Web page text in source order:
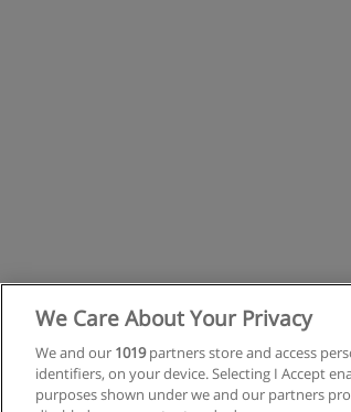
We Care About Your Privacy
We and our 1019partners store and access
identifiers, on your device. Selecting I Accept
purposes shown under we and our partners